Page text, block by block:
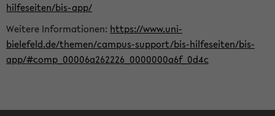
hilfeseiten/bis-app/
Weitere Informationen: https://www.uni-
bielefeld.de/themen/campus-support/bis-hilfeseiten/bis-
app/#comp_00006a262226_0000000a6f_0d4c